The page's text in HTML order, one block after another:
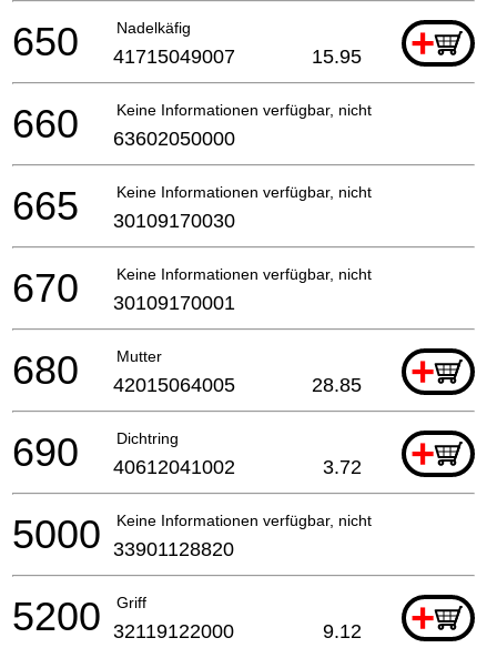
Nadelkäfig +
650 41715049007 15.95
Keine Informationen verfügbar, nicht bestellbar
660 63602050000
Keine Informationen verfügbar, nicht bestellbar
665 30109170030
Keine Informationen verfügbar, nicht bestellbar
670 30109170001
Mutter +
680 42015064005 28.85
Dichtring +
690 40612041002 3.72
Keine Informationen verfügbar, nicht bestellbar
5000 33901128820
Griff +
5200 32119122000 9.12